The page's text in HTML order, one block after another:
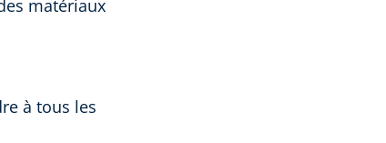
matériaux
à tous les